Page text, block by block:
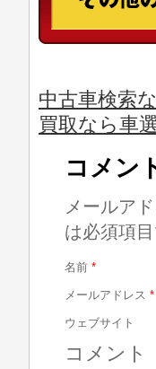
中古車検索
買取なら車
コメン
メールア
は必須項
名前 *
メールアドレス *
ウェブサイト
コメント